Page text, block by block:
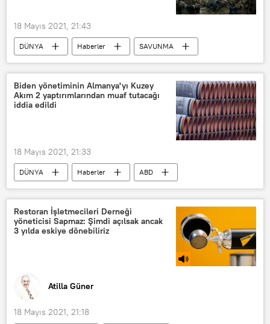
18 Mayıs 2021, 21:43
DÜNYA Haberler
SAVUNMA
Avrupa
ABD
Tuna Nehri
Rusya
ABD Özel Kuvvetleri
Çatışma
manevra
Biden yönetiminin Almanya'yı Kuzey
Akım 2 yaptırımlarından muaf tutacağı
iddia edildi
18 Mayıs 2021, 21:33
DÜNYA Haberler
ABD
Kuzey Akım 2
Almanya
Yaptırım
Restoran İşletmecileri Derneği
yöneticisi Sapmaz: Şimdi açılsak ancak
3 yılda eskiye dönebiliriz
Atilla Güner
18 Mayıs 2021, 21:18